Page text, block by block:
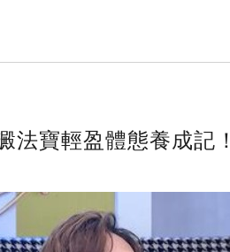
法寶輕盈體態養成記！